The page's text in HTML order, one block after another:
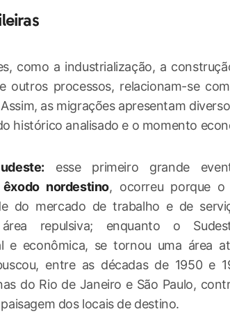
como a industrialização, a
outros processos, relacionam-se
as migrações apresentam
histórico analisado e o momento
esse primeiro grande
êxodo nordestino, ocorreu porque o
do mercado de trabalho e de
área repulsiva; enquanto o
e econômica, se tornou uma área
entre as décadas de 1950 e
do Rio de Janeiro e São Paulo,
dos locais de destino.